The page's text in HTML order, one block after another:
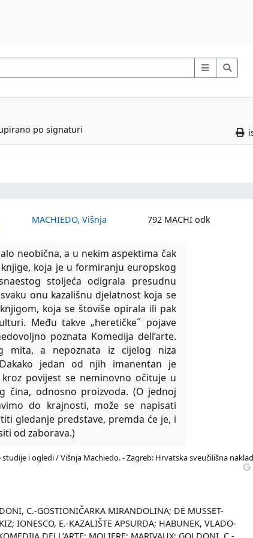
po signaturi
MACHIEDO, Višnja 792 MACHI odk
neobična, a u nekim aspektima čak
koja je u formiranju europskog
stoljeća odigrala presudnu
onu kazališnu djelatnost koja se
koja se štoviše opirala ili pak
Među takve „heretičke˝ pojave
poznata Komedija dell’arte.
mita, a nepoznata iz cijelog niza
jedan od njih imanentan je
povijest se neminovno očituje u
čina, odnosno proizvoda. (O jednoj
do krajnosti, može se napisati
gledanje predstave, premda će je, i
od zaborava.)
i ogledi / Višnja Machiedo. - Zagreb: Hrvatska sveučilišna
C.-GOSTIONIČARKA MIRANDOLINA; DE MUSSET-
IONESCO, E.-KAZALIŠTE APSURDA; HABUNEK, VLADO-